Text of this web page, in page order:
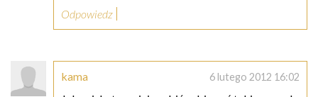
Odpowiedz
kama 6 lutego 2012 16:02